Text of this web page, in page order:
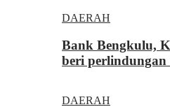
DAERAH
Bank Bengkulu,
beri
DAERAH